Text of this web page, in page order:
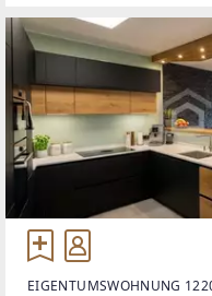
EIGENTUMSWOHNUNG